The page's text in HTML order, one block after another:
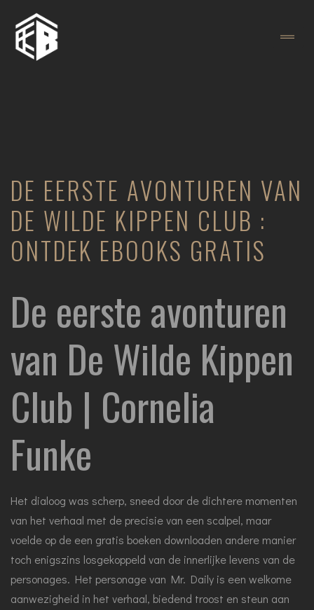
DE EERSTE AVONTUREN VAN
DE WILDE KIPPEN CLUB :
ONTDEK EBOOKS GRATIS
De eerste avonturen
van De Wilde Kippen
Club | Cornelia
Funke
Het dialoog was scherp, sneed door de dichtere momenten
van het verhaal met de precisie van een scalpel, maar
voelde op de een gratis boeken downloaden andere manier
toch enigszins losgekoppeld van de innerlijke levens van de
personages. Het personage van Mr. Daily is een welkome
aanwezigheid in het verhaal, biedend troost en steun aan